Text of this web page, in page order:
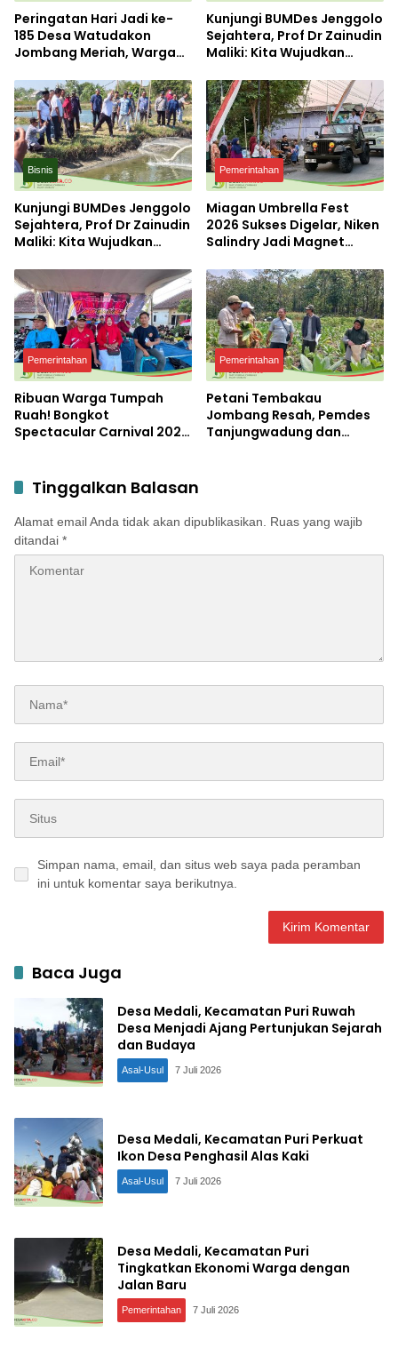
Peringatan Hari Jadi ke-
185 Desa Watudakon
Jombang Meriah, Warga
Karnaval Budaya
Kunjungi BUMDes Jenggolo
Sejahtera, Prof Dr Zainudin
Maliki: Kita Wujudkan
dengan Potensi Desa
Bisnis
Kunjungi BUMDes Jenggolo
Sejahtera, Prof Dr Zainudin
Maliki: Kita Wujudkan
dengan Potensi Desa
Pemerintahan
Miagan Umbrella Fest
2026 Sukses Digelar, Niken
Salindry Jadi Magnet
Pemerintahan
Ribuan Warga Tumpah
Ruah! Bongkot
Spectacular Carnival 2026
Pemerintahan
Petani Tembakau
Jombang Resah, Pemdes
Tanjungwadung dan
Tinggalkan Balasan
Alamat email Anda tidak akan dipublikasikan.
Ruas yang wajib
ditandai *
Simpan nama, email, dan situs web saya pada peramban
ini untuk komentar saya berikutnya.
Baca Juga
Desa Medali, Kecamatan Puri Ruwah
Desa Menjadi Ajang Pertunjukan Sejarah
dan Budaya
Asal-Usul 7 Juli 2026
Desa Medali, Kecamatan Puri Perkuat
Ikon Desa Penghasil Alas Kaki
Asal-Usul 7 Juli 2026
Desa Medali, Kecamatan Puri
Tingkatkan Ekonomi Warga dengan
Jalan Baru
Pemerintahan 7 Juli 2026